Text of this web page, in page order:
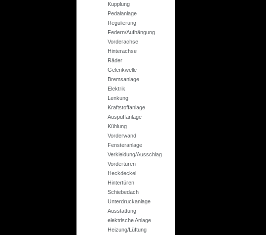
Kupplung
Pedalanlage
Regulierung
Federn/Aufhängung
Vorderachse
Hinterachse
Räder
Gelenkwelle
Bremsanlage
Elektrik
Lenkung
Kraftstoffanlage
Auspuffanlage
Kühlung
Vorderwand
Fensteranlage
Verkleidung/Ausschlag
Vordertüren
Heckdeckel
Hintertüren
Schiebedach
Unterdruckanlage
Ausstattung
elektrische Anlage
Heizung/Lüftung